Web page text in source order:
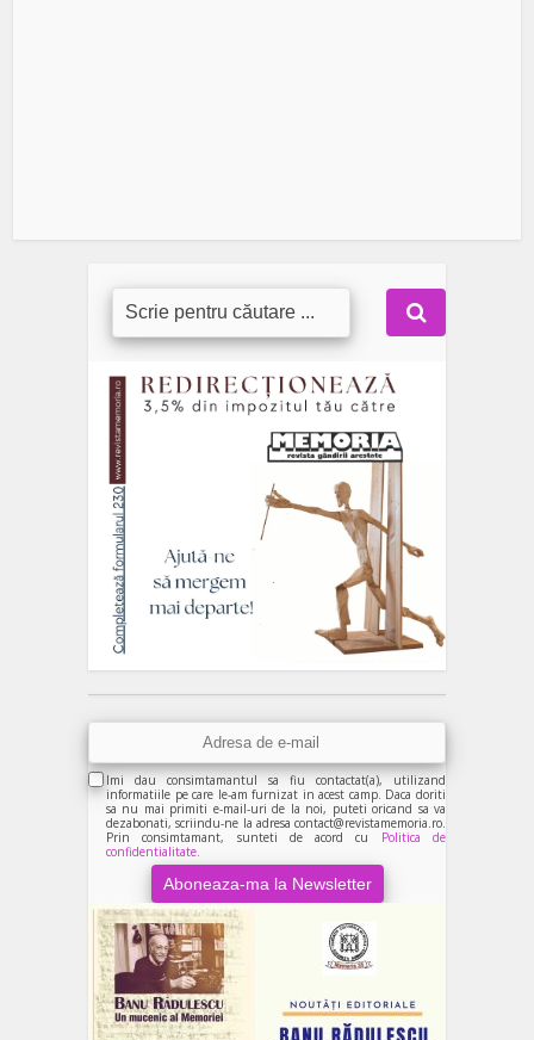
Imi dau consimtamantul sa fiu contactat(a), utilizand
informatiile pe care le-am furnizat in acest camp. Daca doriti
sa nu mai primiti e-mail-uri de la noi, puteti oricand sa va
dezabonati, scriindu-ne la adresa contact@revistamemoria.ro.
Prin consimtamant, sunteti de acord cu Politica de
confidentialitate.